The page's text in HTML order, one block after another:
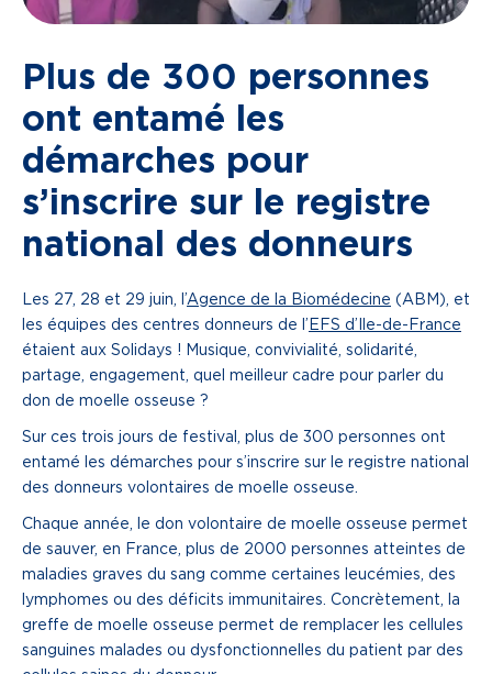
Plus de 300 personnes
ont entamé les
démarches pour
s’inscrire sur le registre
national des donneurs
Les 27, 28 et 29 juin, l’Agence de la Biomédecine (ABM), et
les équipes des centres donneurs de l’ EFS d’Ile-de-France
étaient aux Solidays ! Musique, convivialité, solidarité,
partage, engagement, quel meilleur cadre pour parler du
don de moelle osseuse ?
Sur ces trois jours de festival, plus de 300 personnes ont
entamé les démarches pour s’inscrire sur le registre national
des donneurs volontaires de moelle osseuse.
Chaque année, le don volontaire de moelle osseuse permet
de sauver, en France, plus de 2000 personnes atteintes de
maladies graves du sang comme certaines leucémies, des
lymphomes ou des déficits immunitaires. Concrètement, la
greffe de moelle osseuse permet de remplacer les cellules
sanguines malades ou dysfonctionnelles du patient par des